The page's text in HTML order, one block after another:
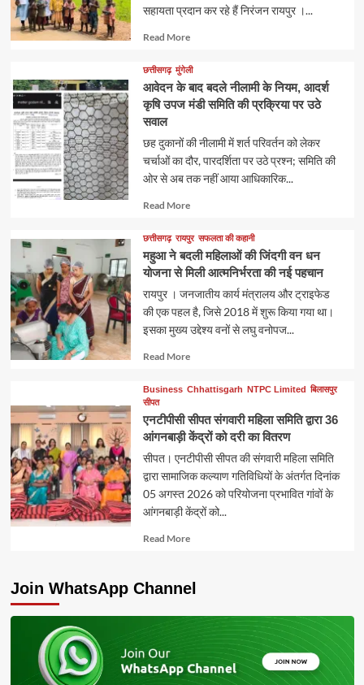
सहायता प्रदान कर रहे हैं निरंजन रायपुर ।...
Read MoreRead
about
छत्तीसगढ़ मुंगेली
आवेदन के बाद बदले नीलामी के नियम, आदर्श
कृषि उपज मंडी समिति की प्रक्रिया पर उठे
सवाल
छह दुकानों की नीलामी में शर्त परिवर्तन को लेकर
चर्चाओं का दौर, पारदर्शिता पर उठे प्रश्न; समिति की
ओर से अब तक नहीं आया आधिकारिक...
Read MoreRead
about
छत्तीसगढ़ रायपुर सफलता की कहानी
महुआ ने बदली महिलाओं की जिंदगी वन धन
योजना से मिली आत्मनिर्भरता की नई पहचान
रायपुर । जनजातीय कार्य मंत्रालय और ट्राइफेड
की एक पहल है, जिसे 2018 में शुरू किया गया था।
इसका मुख्य उद्देश्य वनों से लघु वनोपज...
Read MoreRead
about
Business Chhattisgarh NTPC Limited बिलासपुर
सीपत
एनटीपीसी सीपत संगवारी महिला समिति द्वारा 36
आंगनबाड़ी केंद्रों को दरी का वितरण
सीपत। एनटीपीसी सीपत की संगवारी महिला समिति
द्वारा सामाजिक कल्याण गतिविधियों के अंतर्गत दिनांक
05 अगस्त 2026 को परियोजना प्रभावित गांवों के
आंगनबाड़ी केंद्रों को...
Read MoreRead
Join WhatsApp Channel